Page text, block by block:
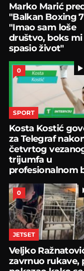
Marko Marić
"Balkan Boxing
"Imao sam loše
društvo, boks mi
spasio život"
0
SPORT
Kosta Kostić
za Telegraf
četvrtog
trijumfa u
profesionalnom
0
JETSET
Veljko
zavrnuo rukave,